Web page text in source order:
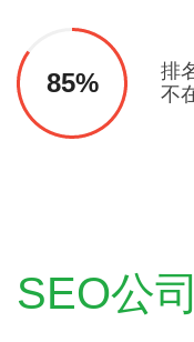
85%
排
不
SEO公司